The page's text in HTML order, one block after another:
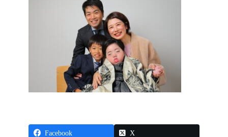
Facebook X